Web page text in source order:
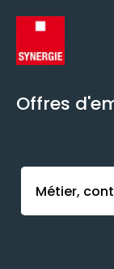
Offres
Activer